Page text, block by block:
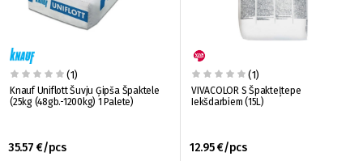
(1)
Knauf Uniflott Šuvju Ģipša Špaktele
(25kg (48gb.-1200kg) 1 Palete)
35.57 €/pcs
(1)
VIVACOLOR S Špakteļtepe
Iekšdarbiem (15L)
12.95 €/pcs